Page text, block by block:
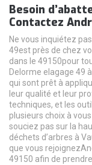
Besoin
Contactez
Ne vous inquiétez
49est près de chez
dans le 49150pour
Delorme elagage 49
qui sont prêt à
leur qualité et leur
techniques, et les
plusieurs choix à
souciez pas sur la
déchets d’arbres à
que vous
49150 afin de